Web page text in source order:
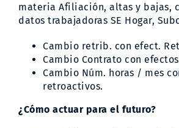
materia Afiliación, altas y bajas,
datos trabajadoras SE Hogar,
Cambio retrib. con efect.
Cambio Contrato con
Cambio Núm. horas / mes
retroactivos.
¿Cómo actuar para el futuro?